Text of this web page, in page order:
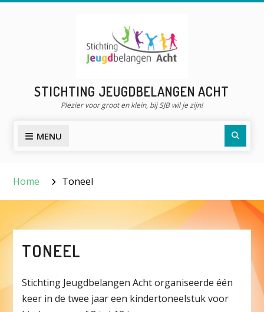
STICHTING JEUGDBELANGEN ACHT
Plezier voor groot en klein, bij SJB wil je zijn!
MENU
Home Toneel
TONEEL
Stichting Jeugdbelangen Acht organiseerde één
keer in de twee jaar een kindertoneelstuk voor